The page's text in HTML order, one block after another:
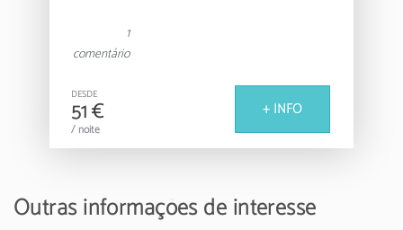
Este acolhedor apartamento de 30m² oferece
um ambiente funcional e bem equipado, com
capacidade para até 4 pessoas. Conta com um
quarto com uma cama de casal e um sofá-
cama adicional, garantindo um espaço versátil
e confortável para todos os hóspedes.
permite-te preparar refeições deliciosas, com
eletrodomésticos modernos como frigorífico,
1
comentário
DESDE
51 €
/ noite
+ INFO
Outras informações de interesse